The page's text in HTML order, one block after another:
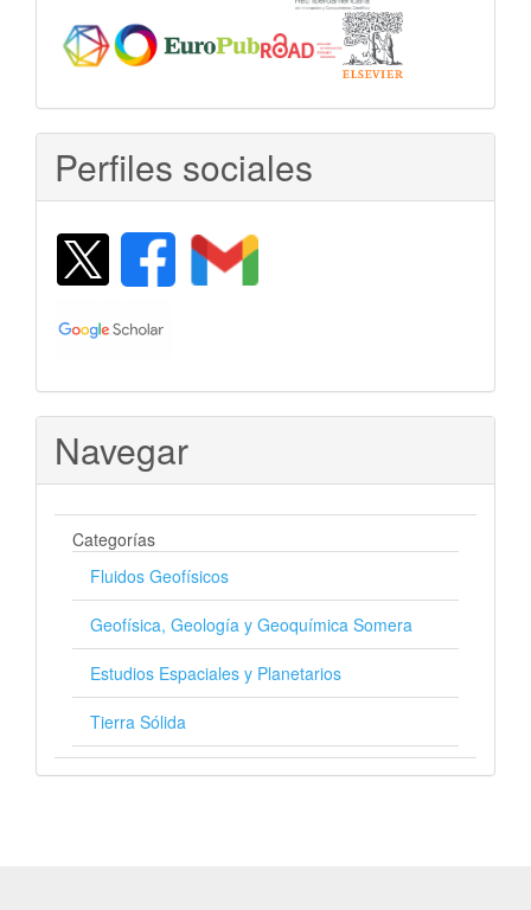
Perfiles sociales
Navegar
Categorías
Fluidos Geofísicos
Geofísica, Geología y Geoquímica Somera
Estudios Espaciales y Planetarios
Tierra Sólida